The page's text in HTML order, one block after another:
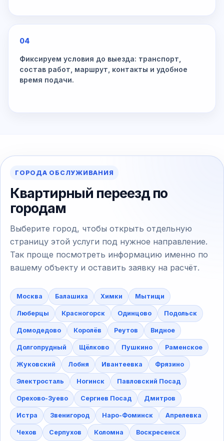
04
Фиксируем условия до выезда: транспорт,
состав работ, маршрут, контакты и удобное
время подачи.
ГОРОДА ОБСЛУЖИВАНИЯ
Квартирный переезд по
городам
Выберите город, чтобы открыть отдельную
страницу этой услуги под нужное направление.
Так проще посмотреть информацию именно по
вашему объекту и оставить заявку на расчёт.
Москва Балашиха Химки Мытищи
Люберцы Красногорск Одинцово Подольск
Домодедово Королёв Реутов Видное
Долгопрудный Щёлково Пушкино Раменское
Жуковский Лобня Ивантеевка Фрязино
Электросталь Ногинск Павловский Посад
Орехово-Зуево Сергиев Посад Дмитров
Истра Звенигород Наро-Фоминск Апрелевка
Чехов Серпухов Коломна Воскресенск